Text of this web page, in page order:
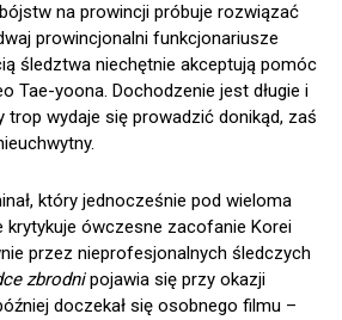
na prowincji próbuje rozwiązać
prowincjonalni funkcjonariusze
śledztwa niechętnie akceptują pomóc
Tae-yoona. Dochodzenie jest długie i
trop wydaje się prowadzić donikąd, zaś
który jednocześnie pod wieloma
krytykuje ówczesne zacofanie Korei
przez nieprofesjonalnych śledczych
zbrodnipojawia się przy okazji
doczekał się osobnego filmu –